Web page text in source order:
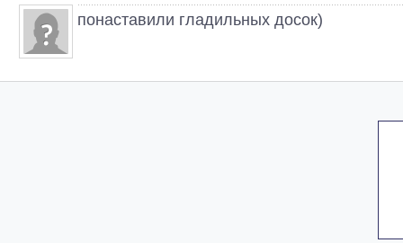
понаставили гладильных досок)